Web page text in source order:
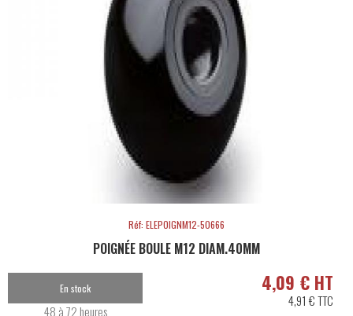
Réf: ELEPOIGNM12-50666
POIGNÉE BOULE M12 DIAM.40MM
4,09 € HT
4,91 € TTC
En stock
48 à 72 heures